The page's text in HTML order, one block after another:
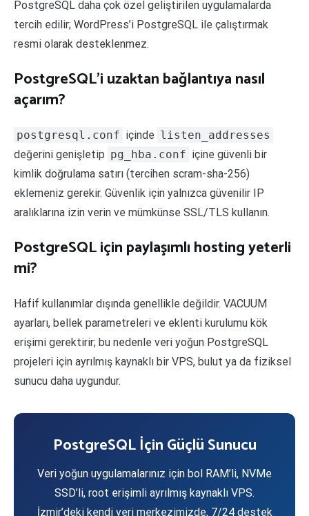
PostgreSQL daha çok özel geliştirilen uygulamalarda
tercih edilir; WordPress’i PostgreSQL ile çalıştırmak
resmi olarak desteklenmez.
PostgreSQL’i uzaktan bağlantıya nasıl
açarım?
postgresql.conf içinde listen_addresses
değerini genişletip pg_hba.conf içine güvenli bir
kimlik doğrulama satırı (tercihen scram-sha-256)
eklemeniz gerekir. Güvenlik için yalnızca güvenilir IP
aralıklarına izin verin ve mümkünse SSL/TLS kullanın.
PostgreSQL için paylaşımlı hosting yeterli
mi?
Hafif kullanımlar dışında genellikle değildir. VACUUM
ayarları, bellek parametreleri ve eklenti kurulumu kök
erişimi gerektirir; bu nedenle veri yoğun PostgreSQL
projeleri için ayrılmış kaynaklı bir VPS, bulut ya da fiziksel
sunucu daha uygundur.
PostgreSQL İçin Güçlü Sunucu
Veri yoğun uygulamalarınız için bol RAM’li, NVMe
SSD’li, root erişimli ayrılmış kaynaklı VPS.
İzmir’deki kendi veri merkezimizde, 7/24 destek